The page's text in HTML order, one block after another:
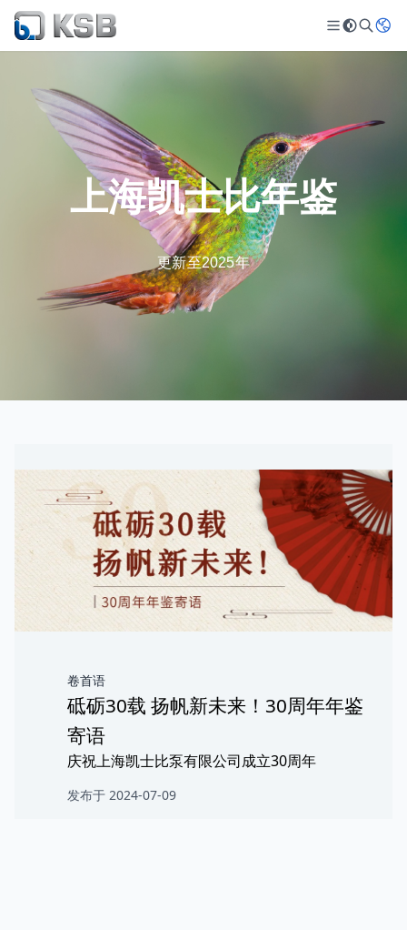
上海凯士比年鉴
更新至2025年
卷首语
砥砺30载 扬帆新未来！30周年年鉴
寄语
庆祝上海凯士比泵有限公司成立30周年
发布于 2024-07-09